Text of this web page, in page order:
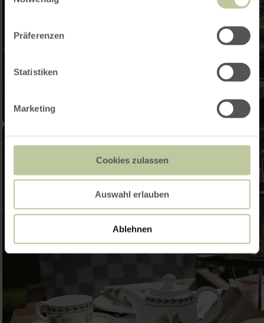
Präferenzen
Statistiken
Marketing
Cookies zulassen
Auswahl erlauben
Ablehnen